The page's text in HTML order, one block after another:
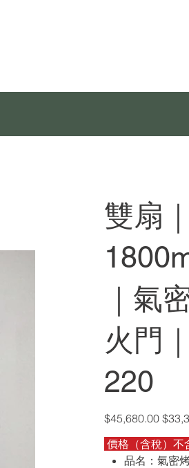
雙扇｜
｜氣
火門
220
原
始
格
$45,680.00 促
銷
格
價格（含稅）不
品名：氣密